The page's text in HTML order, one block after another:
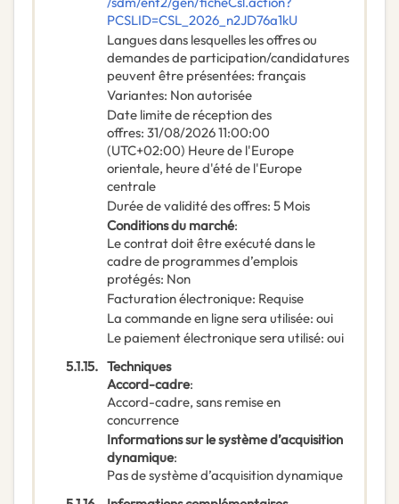
PCSLID=CSL_2026_n2JD76a1kU
Langues dans lesquelles les offres ou
demandes de participation/candidatures
peuvent être présentées: français
Variantes: Non autorisée
Date limite de réception des
offres: 31/08/202611:00:00
(UTC+02:00) Heure de l'Europe
orientale, heure d'été de l'Europe
centrale
Durée de validité des offres: 5 Mois
Conditions du marché:
Le contrat doit être exécuté dans le
cadre de programmes d’emplois
protégés: Non
Facturation électronique: Requise
La commande en ligne sera utilisée: oui
Le paiement électronique sera utilisé: oui
5.1.15. Techniques
Accord-cadre:
Accord-cadre, sans remise en
concurrence
Informations sur le système d’acquisition
dynamique:
Pas de système d’acquisition dynamique